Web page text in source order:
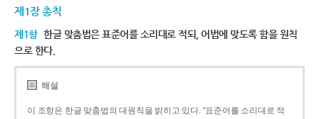
제1장 총칙
제1항 한글 맞춤법은 표준어를 소리대로 적되, 어법에 맞도록 함을 원칙
으로 한다.
해설
이 조항은 한글 맞춤법의 대원칙을 밝히고 있다. “표준어를 소리대로 적